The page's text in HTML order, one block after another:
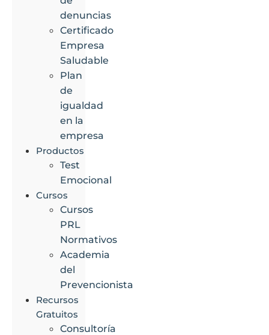
denuncias
Certificado
Empresa
Saludable
Plan
de
igualdad
en la
empresa
Productos
Test
Emocional
Cursos
Cursos
PRL
Normativos
Academia
del
Prevencionista
Recursos
Gratuitos
Consultoría